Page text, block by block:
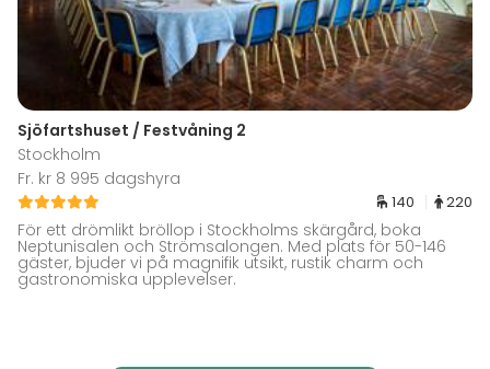
Sjöfartshuset / Festvåning 2
Stockholm
Fr. kr 8 995 dagshyra
140 220
För ett drömlikt bröllop i Stockholms skärgård, boka
Neptunisalen och Strömsalongen. Med plats för 50-146
gäster, bjuder vi på magnifik utsikt, rustik charm och
gastronomiska upplevelser.